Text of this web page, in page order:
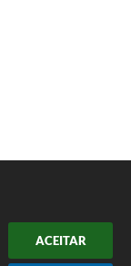
ACEITAR